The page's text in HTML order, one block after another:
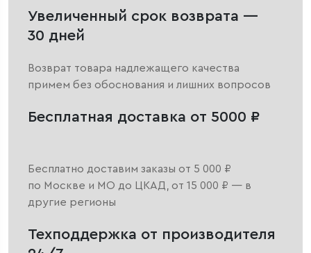
Увеличенный срок возврата —
30 дней
Возврат товара надлежащего качества
примем без обоснования и лишних вопросов
Бесплатная доставка от 5000 ₽
Бесплатно доставим заказы от 5 000 ₽
по Москве и МО до ЦКАД, от 15 000 ₽ — в
другие регионы
Техподдержка от производителя